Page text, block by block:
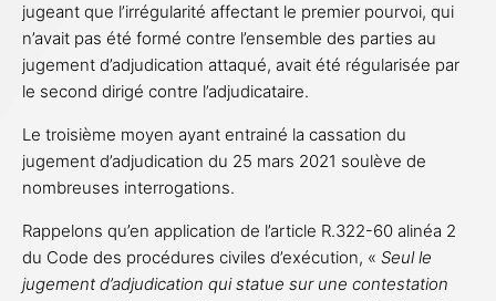
jugeant que l’irrégularité affectant le premier pourvoi, qui
n’avait pas été formé contre l’ensemble des parties au
jugement d’adjudication attaqué, avait été régularisée par
le second dirigé contre l’adjudicataire.
Le troisième moyen ayant entrainé la cassation du
jugement d’adjudication du 25 mars 2021 soulève de
nombreuses interrogations.
Rappelons qu’en application de l’article R.322-60 alinéa 2
du Code des procédures civiles d’exécution, « Seul le
jugement d’adjudication qui statue sur une contestation